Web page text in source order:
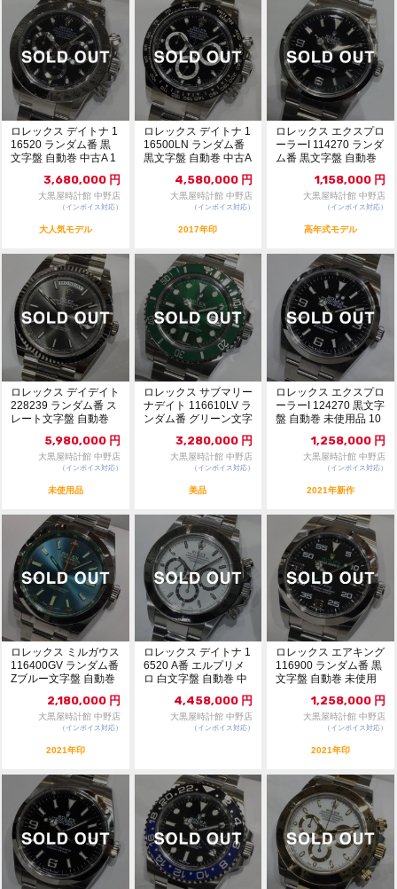
ロレックス デイトナ 1
16520 ランダム番 黒
文字盤 自動巻 中古A 1
3,680,000 円
大黒屋時計館 中野店
（インボイス対応）
大人気モデル
ロレックス デイトナ 1
16500LN ランダム番
黒文字盤 自動巻 中古A
4,580,000 円
大黒屋時計館 中野店
（インボイス対応）
2017年印
ロレックス エクスプロ
ーラーI 114270 ランダ
ム番 黒文字盤 自動巻
1,158,000 円
大黒屋時計館 中野店
（インボイス対応）
高年式モデル
ロレックス デイデイト
228239 ランダム番 ス
レート文字盤 自動巻
5,980,000 円
大黒屋時計館 中野店
（インボイス対応）
未使用品
ロレックス サブマリー
ナデイト 116610LV ラ
ンダム番 グリーン文字
3,280,000 円
大黒屋時計館 中野店
（インボイス対応）
美品
ロレックス エクスプロ
ーラーI 124270 黒文字
盤 自動巻 未使用品 10
1,258,000 円
大黒屋時計館 中野店
（インボイス対応）
2021年新作
ロレックス ミルガウス
116400GV ランダム番
Zブルー文字盤 自動巻
2,180,000 円
大黒屋時計館 中野店
（インボイス対応）
2021年印
ロレックス デイトナ 1
6520 A番 エルプリメ
ロ 白文字盤 自動巻 中
4,458,000 円
大黒屋時計館 中野店
（インボイス対応）
ロレックス エアキング
116900 ランダム番 黒
文字盤 自動巻 未使用
1,258,000 円
大黒屋時計館 中野店
（インボイス対応）
2021年印